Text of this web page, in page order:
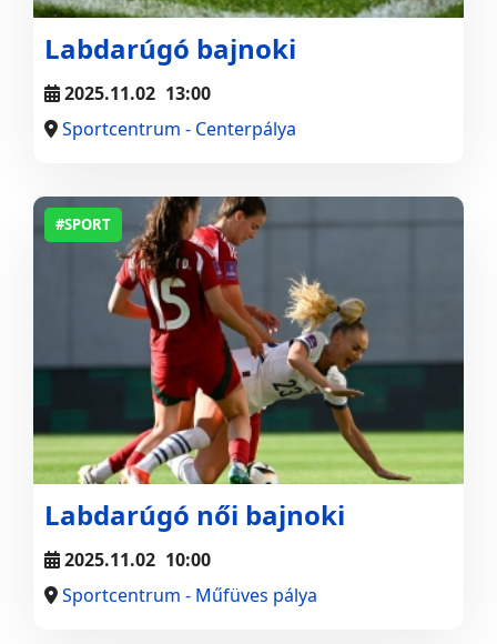
Labdarúgó bajnoki
2025.11.02 13:00
Sportcentrum - Centerpálya
#SPORT
Labdarúgó női bajnoki
2025.11.02 10:00
Sportcentrum - Műfüves pálya